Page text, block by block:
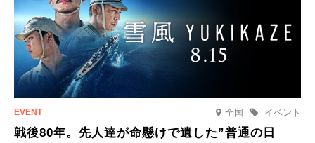
全国 イベント
戦後80年。先人達が命懸けで遺した”普通の日